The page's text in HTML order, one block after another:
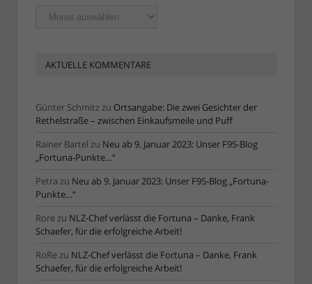
Ältere
Artikel
AKTUELLE KOMMENTARE
Günter Schmitzzu Ortsangabe: Die zwei Gesichter der
Rethelstraße – zwischen Einkaufsmeile und Puff
Rainer Bartel zu Neu ab 9. Januar 2023: Unser F95-Blog
„Fortuna-Punkte…“
Petra zu Neu ab 9. Januar 2023: Unser F95-Blog „Fortuna-
Punkte…“
Rorezu NLZ-Chef verlässt die Fortuna – Danke, Frank
Schaefer, für die erfolgreiche Arbeit!
RoRezu NLZ-Chef verlässt die Fortuna – Danke, Frank
Schaefer, für die erfolgreiche Arbeit!